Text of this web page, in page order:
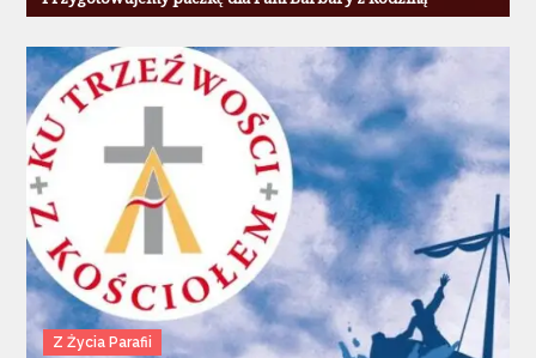
Z Życia Parafii